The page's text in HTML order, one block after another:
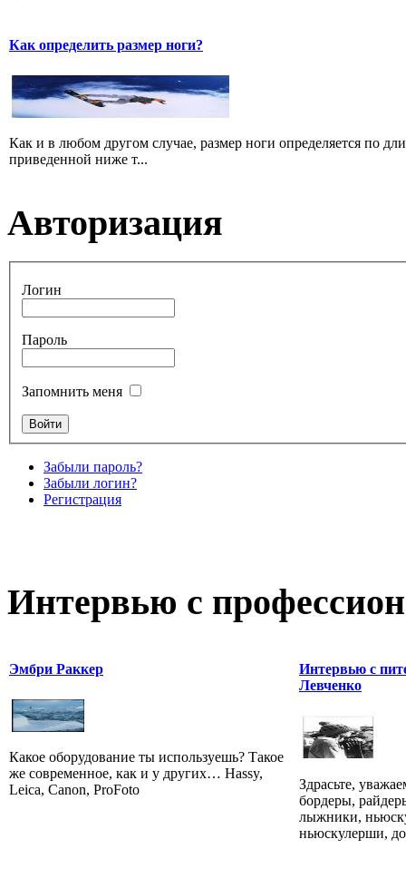
Как определить размер ноги?
Как и в любом другом случае, размер ноги определяется по
приведенной ниже т...
Авторизация
Логин
Пароль
Запомнить меня
Забыли пароль?
Забыли логин?
Регистрация
Интервью с
Эмбри Раккер
Какое оборудование ты используешь? Такое
же современное, как и у других… Hassy,
Leica, Canon, ProFoto
Интервью с
Левченко
Здрасьте,
бордеры,
лыжники,
ньюскулерши,